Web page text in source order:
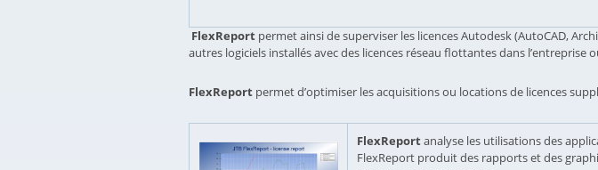
FlexReport permet ainsi de superviser les licences Autodesk (AutoCAD,
autres logiciels installés avec des licences réseau flottantes dans l’entreprise
FlexReport permet d’optimiser les acquisitions ou locations de licences
FlexReportanalyse les utilisations des
FlexReport produit des rapports et des